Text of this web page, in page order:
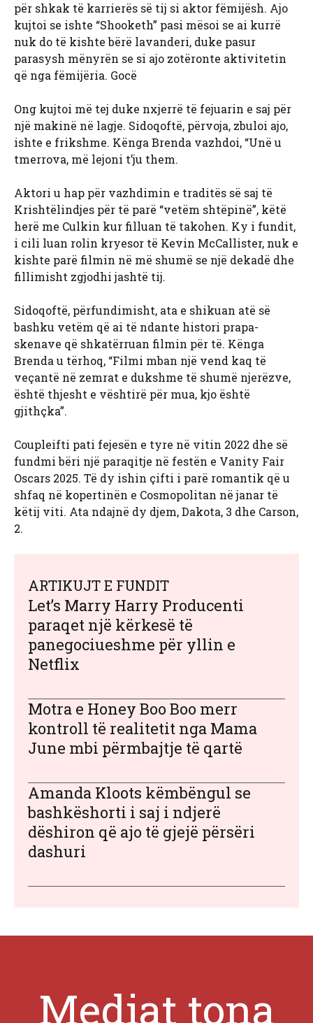
për shkak të karrierës së tij si aktor fëmijësh. Ajo
kujtoi se ishte “Shooketh” pasi mësoi se ai kurrë
nuk do të kishte bërë lavanderi, duke pasur
parasysh mënyrën se si ajo zotëronte aktivitetin
që nga fëmijëria. Gocë
Ong kujtoi më tej duke nxjerrë të fejuarin e saj për
një makinë në lagje. Sidoqoftë, përvoja, zbuloi ajo,
ishte e frikshme. Kënga Brenda vazhdoi, “Unë u
tmerrova, më lejoni t’ju them.
Aktori u hap për vazhdimin e traditës së saj të
Krishtëlindjes për të parë “vetëm shtëpinë”, këtë
herë me Culkin kur filluan të takohen. Ky i fundit,
i cili luan rolin kryesor të Kevin McCallister, nuk e
kishte parë filmin në më shumë se një dekadë dhe
fillimisht zgjodhi jashtë tij.
Sidoqoftë, përfundimisht, ata e shikuan atë së
bashku vetëm që ai të ndante histori prapa-
skenave që shkatërruan filmin për të. Kënga
Brenda u tërhoq, “Filmi mban një vend kaq të
veçantë në zemrat e dukshme të shumë njerëzve,
është thjesht e vështirë për mua, kjo është
gjithçka”.
Coupleifti pati fejesën e tyre në vitin 2022 dhe së
fundmi bëri një paraqitje në festën e Vanity Fair
Oscars 2025. Të dy ishin çifti i parë romantik që u
shfaq në kopertinën e Cosmopolitan në janar të
këtij viti. Ata ndajnë dy djem, Dakota, 3 dhe Carson,
2.
ARTIKUJT E FUNDIT
Let’s Marry Harry Producenti
paraqet një kërkesë të
panegociueshme për yllin e
Netflix
Motra e Honey Boo Boo merr
kontroll të realitetit nga Mama
June mbi përmbajtje të qartë
Amanda Kloots këmbëngul se
bashkëshorti i saj i ndjerë
dëshiron që ajo të gjejë përsëri
dashuri
Mediat tona